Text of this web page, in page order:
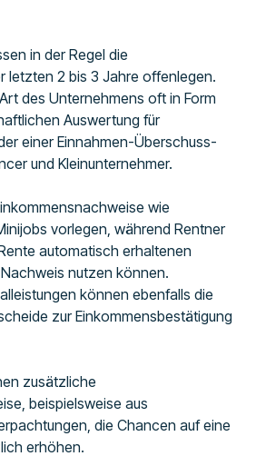
in der Regel die
letzten 2 bis 3 Jahre offenlegen.
des Unternehmens oft in Form
Auswertung für
einer Einnahmen-Überschuss-
und Kleinunternehmer.
wie
vorlegen, während Rentner
automatisch erhaltenen
nutzen können.
können ebenfalls die
zur Einkommensbestätigung
zusätzliche
beispielsweise aus
die Chancen auf eine
erhöhen.